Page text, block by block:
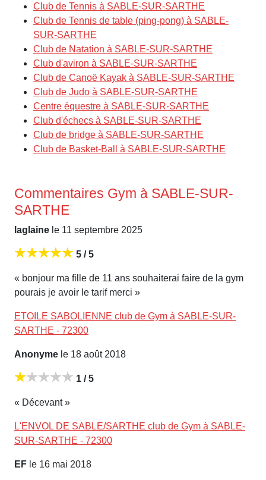
Club de Tennis à SABLE-SUR-SARTHE
Club de Tennis de table (ping-pong) à SABLE-
SUR-SARTHE
Club de Natation à SABLE-SUR-SARTHE
Club d'aviron à SABLE-SUR-SARTHE
Club de Canoë Kayak à SABLE-SUR-SARTHE
Club de Judo à SABLE-SUR-SARTHE
Centre équestre à SABLE-SUR-SARTHE
Club d'échecs à SABLE-SUR-SARTHE
Club de bridge à SABLE-SUR-SARTHE
Club de Basket-Ball à SABLE-SUR-SARTHE
Commentaires Gym à SABLE-SUR-
SARTHE
laglaine le 11 septembre 2025
5 / 5
« bonjour ma fille de 11 ans souhaiterai faire de la gym
pourais je avoir le tarif merci »
ETOILE SABOLIENNE club de Gym à SABLE-SUR-
SARTHE - 72300
Anonyme le 18 août 2018
1 / 5
« Décevant »
L'ENVOL DE SABLE/SARTHE club de Gym à SABLE-
SUR-SARTHE - 72300
EF le 16 mai 2018